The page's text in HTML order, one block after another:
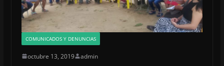
COMUNICADOS Y DENUNCIAS
octubre 13, 2019 admin